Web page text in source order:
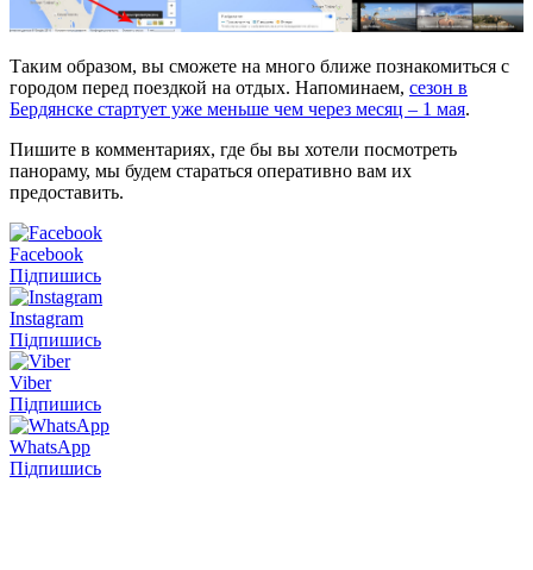
Таким образом, вы сможете на много ближе познакомиться с
городом перед поездкой на отдых. Напоминаем, сезон в
Бердянске стартует уже меньше чем через месяц – 1 мая.
Пишите в комментариях, где бы вы хотели посмотреть
панораму, мы будем стараться оперативно вам их
предоставить.
Facebook
Підпишись
Instagram
Підпишись
Viber
Підпишись
WhatsApp
Підпишись